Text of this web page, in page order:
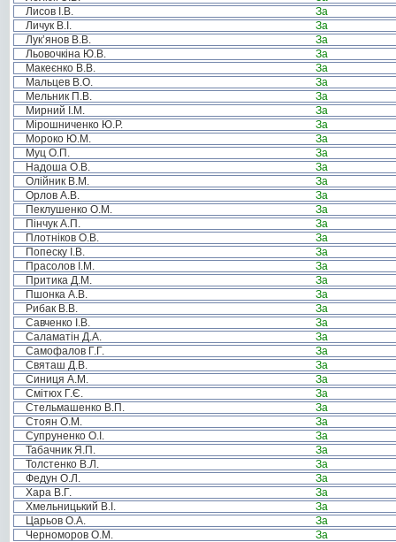
Лисов І.В.
За
Личук В.І.
За
Лук’янов В.В.
За
Льовочкіна Ю.В.
За
Макеєнко В.В.
За
Мальцев В.О.
За
Мельник П.В.
За
Мирний І.М.
За
Мірошниченко Ю.Р.
За
Мороко Ю.М.
За
Муц О.П.
За
Надоша О.В.
За
Олійник В.М.
За
Орлов А.В.
За
Пеклушенко О.М.
За
Пінчук А.П.
За
Плотніков О.В.
За
Попеску І.В.
За
Прасолов І.М.
За
Притика Д.М.
За
Пшонка А.В.
За
Рибак В.В.
За
Савченко І.В.
За
Саламатін Д.А.
За
Самофалов Г.Г.
За
Святаш Д.В.
За
Синиця А.М.
За
Смітюх Г.Є.
За
Стельмашенко В.П.
За
Стоян О.М.
За
Супруненко О.І.
За
Табачник Я.П.
За
Толстенко В.Л.
За
Федун О.Л.
За
Хара В.Г.
За
Хмельницький В.І.
За
Царьов О.А.
За
Черноморов О.М.
За